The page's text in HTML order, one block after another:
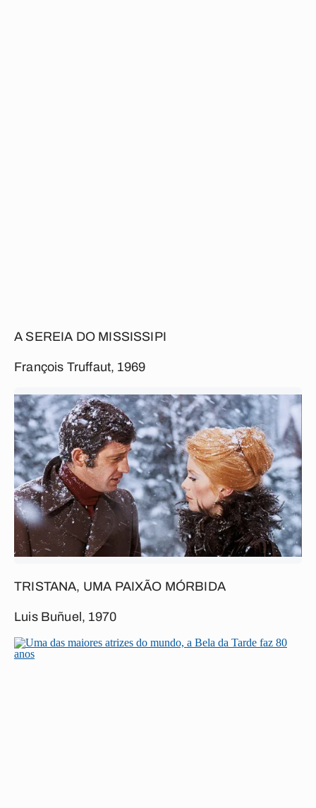
A SEREIA DO MISSISSIPI
François Truffaut, 1969
TRISTANA, UMA PAIXÃO MÓRBIDA
Luis Buñuel, 1970